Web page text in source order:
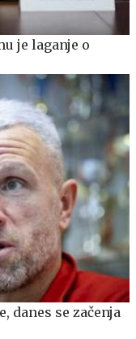
je laganje o
danes se začenja